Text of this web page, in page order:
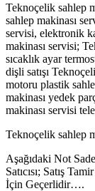
Teknoçelik sahlep
sahlep makinası
servisi, elektronik
makinası servisi;
sıcaklık ayar
dişli satışı
motoru plastik
makinası yedek
makinası servisi
Teknoçelik sahlep
Aşağıdaki Not
Satıcısı; Satış
İçin Geçerlidir….